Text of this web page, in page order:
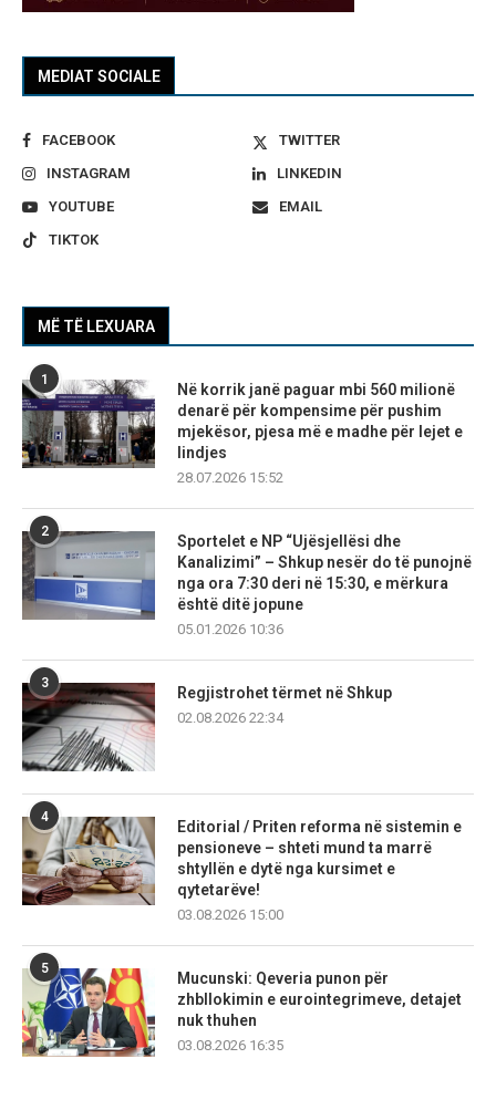
MEDIAT SOCIALE
FACEBOOK
TWITTER
INSTAGRAM
LINKEDIN
YOUTUBE
EMAIL
TIKTOK
MË TË LEXUARA
1
Në korrik janë paguar mbi 560 milionë
denarë për kompensime për pushim
mjekësor, pjesa më e madhe për lejet e
lindjes
28.07.2026 15:52
2
Sportelet e NP “Ujësjellësi dhe
Kanalizimi” – Shkup nesër do të punojnë
nga ora 7:30 deri në 15:30, e mërkura
është ditë jopune
05.01.2026 10:36
3
Regjistrohet tërmet në Shkup
02.08.2026 22:34
4
Editorial / Priten reforma në sistemin e
pensioneve – shteti mund ta marrë
shtyllën e dytë nga kursimet e
qytetarëve!
03.08.2026 15:00
5
Mucunski: Qeveria punon për
zhbllokimin e eurointegrimeve, detajet
nuk thuhen
03.08.2026 16:35